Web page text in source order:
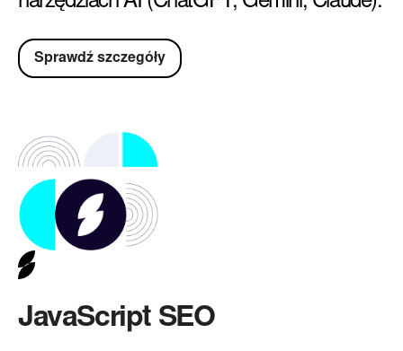
Sprawdź szczegóły
JavaScript SEO